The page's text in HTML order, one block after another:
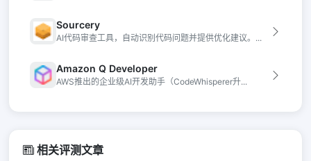
Sourcery
AI代码审查工具，自动识别代码问题并提供优化建议。...
Amazon Q Developer
AWS推出的企业级AI开发助手（CodeWhisperer升...
相关评测文章